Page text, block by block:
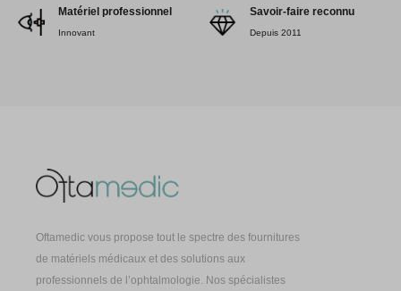
Matériel professionnel
Innovant
Savoir-faire reconnu
Depuis 2011
Oftamedic vous propose tout le spectre des fournitures
de matériels médicaux et des solutions aux
professionnels de l’ophtalmologie. Nos spécialistes